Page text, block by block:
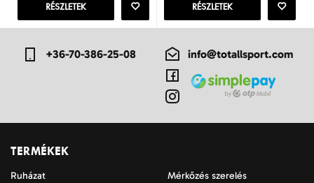
RÉSZLETEK RÉSZLETEK
+36-70-386-25-08 info@totallsport.com
TERMÉKEK
Ruházat
Mérkőzés szerelés